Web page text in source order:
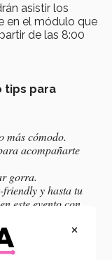
asistir los
en el módulo que
de las 8:00
tips para
más cómodo.
acompañarte
gorra.
y hasta tu
este evento con
×